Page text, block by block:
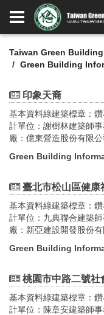
Taiwan Green
Green Building
印象天裔
基本資料綠建築標章：
計單位：謝樹林建築師
廠：億東營造股份有限
數：地上19層、地下3層
2015-2017施工時間：
Green Building
臺北市松山區健康
基本資料綠建築標章：
計單位：九典聯合建築
廠：新亞建設開發股份
RC造樓層數：1幢3棟地
期間：2012.9-2014.9施
Green Building
桃園市中路二號社
基本資料綠建築標章：
計單位：陳章安建築師